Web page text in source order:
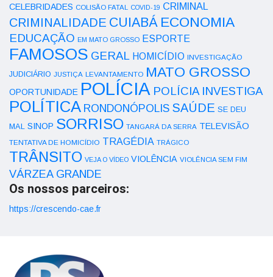
CELEBRIDADES COLISÃO FATAL COVID-19 CRIMINAL
CRIMINALIDADE CUIABÁ ECONOMIA
EDUCAÇÃO EM MATO GROSSO ESPORTE
FAMOSOS GERAL HOMICÍDIO INVESTIGAÇÃO
JUDICIÁRIO JUSTIÇA LEVANTAMENTO MATO GROSSO
OPORTUNIDADE POLÍCIA POLÍCIA INVESTIGA
POLÍTICA RONDONÓPOLIS SAÚDE SE DEU
MAL SINOP SORRISO TANGARÁ DA SERRA TELEVISÃO
TENTATIVA DE HOMICÍDIO TRAGÉDIA TRÁGICO
TRÂNSITO VEJA O VÍDEO VIOLÊNCIA VIOLÊNCIA SEM FIM
VÁRZEA GRANDE
Os nossos parceiros:
https://crescendo-cae.fr